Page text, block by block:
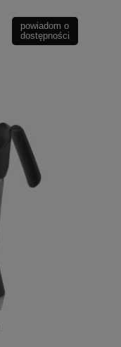
powiadom o
dostępności